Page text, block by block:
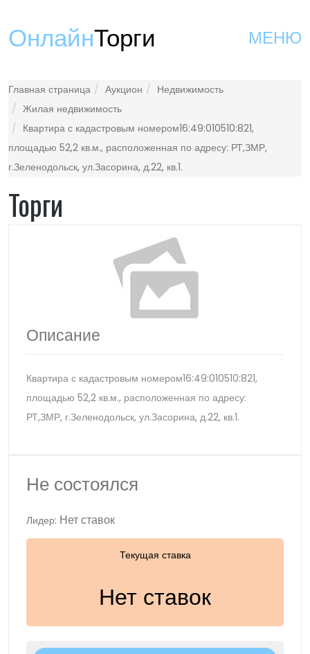
ОнлайнТорги МЕНЮ
Главная страница Аукцион
Недвижимость
Жилая недвижимость
Квартира с кадастровым номером16:49:010510:821,
площадью 52,2 кв.м., расположенная по адресу: РТ,ЗМР,
г.Зеленодольск, ул.Засорина, д.22, кв.1.
Торги
Описание
Квартира с кадастровым номером16:49:010510:821,
площадью 52,2 кв.м., расположенная по адресу:
РТ,ЗМР, г.Зеленодольск, ул.Засорина, д.22, кв.1.
Не состоялся
Лидер: Нет ставок
Текущая ставка
Нет ставок